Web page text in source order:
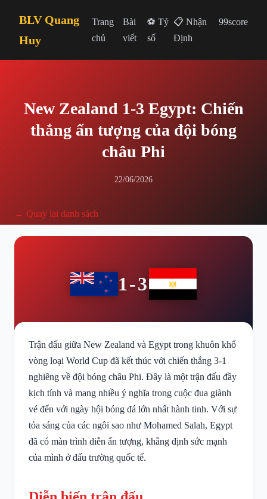
BLV Quang
Huy
Trang
chủ
Bài
viết
⚽ Tỷ
số
📋 Nhận
Định
99score
New Zealand 1-3 Egypt: Chiến
thắng ấn tượng của đội bóng
châu Phi
22/06/2026
← Quay lại danh sách
1-3
Trận đấu giữa New Zealand và Egypt trong khuôn khổ
vòng loại World Cup đã kết thúc với chiến thắng 3-1
nghiêng về đội bóng châu Phi. Đây là một trận đấu đầy
kịch tính và mang nhiều ý nghĩa trong cuộc đua giành
vé đến với ngày hội bóng đá lớn nhất hành tinh. Với sự
tỏa sáng của các ngôi sao như Mohamed Salah, Egypt
đã có màn trình diễn ấn tượng, khẳng định sức mạnh
của mình ở đấu trường quốc tế.